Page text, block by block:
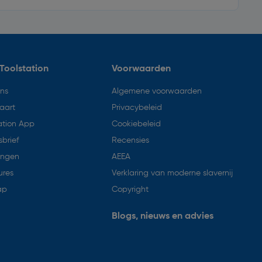
App
Voorwaarden
Algemene voorwaarden
Privacybeleid
Cookiebeleid
Recensies
AEEA
Verklaring van moderne slavernij
Copyright
Blogs, nieuws en advies